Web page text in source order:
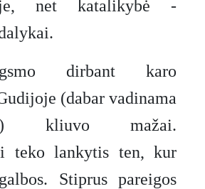
net katalikybė -
dirbant karo
(dabar vadinama
kliuvo mažai.
teko lankytis ten, kur
Stiprus pareigos